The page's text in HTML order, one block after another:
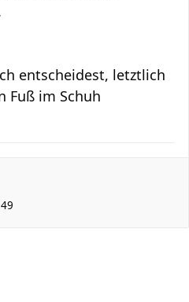
entscheidest, letztlich
Fuß im Schuh